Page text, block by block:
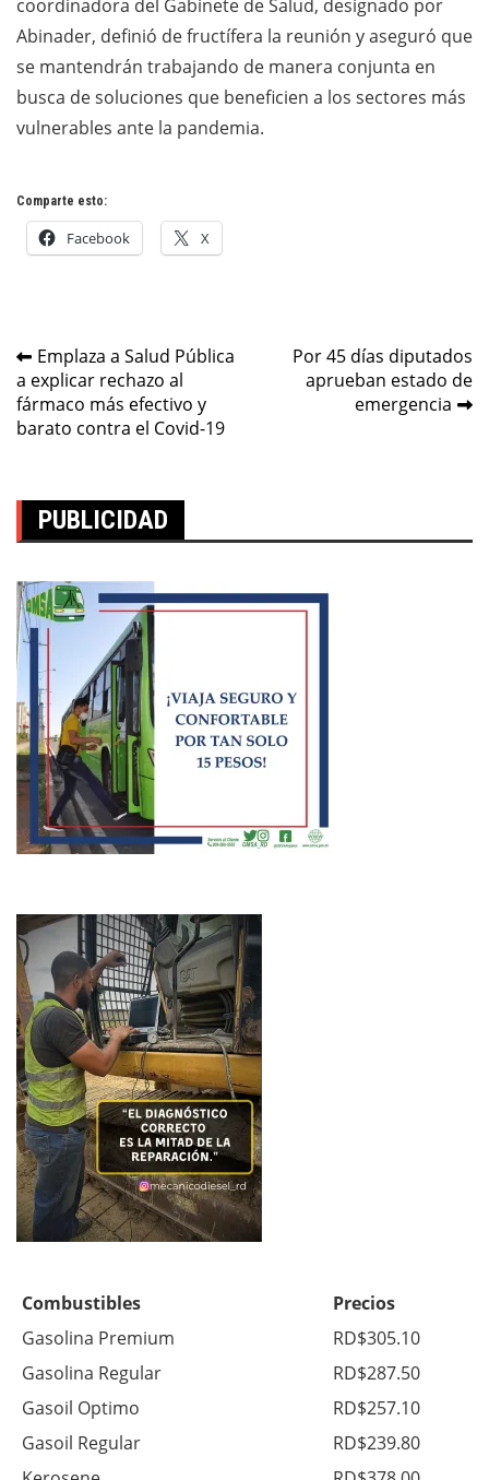
coordinadora del Gabinete de Salud, designado por
Abinader, definió de fructífera la reunión y aseguró que
se mantendrán trabajando de manera conjunta en
busca de soluciones que beneficien a los sectores más
vulnerables ante la pandemia.
Comparte esto:
Facebook X
Navegación
de
entradas
Emplaza a Salud Pública
a explicar rechazo al
fármaco más efectivo y
barato contra el Covid-19
Por 45 días diputados
aprueban estado de
emergencia
PUBLICIDAD
Combustibles
Precios
Gasolina Premium
RD$305.10
Gasolina Regular
RD$287.50
Gasoil Optimo
RD$257.10
Gasoil Regular
RD$239.80